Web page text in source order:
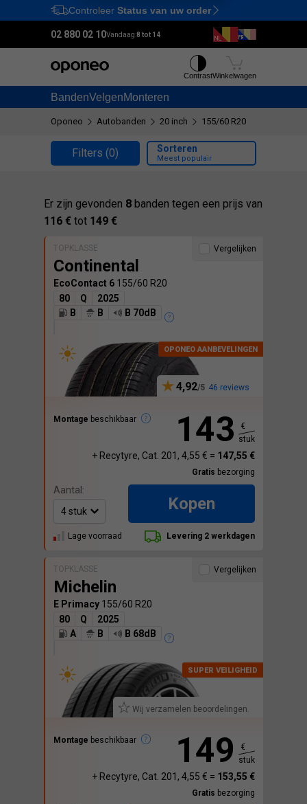
Ctrl M
Controleer Status van uw order
02 880 02 10Vandaag:8 tot 14
BandenVelgenMonteren
ContrastWinkelwagen
Oponeo Autobanden 20 inch 155/60 R20
Filters (0)
Er zijn gevonden 8 banden tegen een prijs van
116 € tot 149 €
Sorteren
Meest populair
TOPKLASSE
Continental
EcoContact 6 155/60 R20
80
Q
2025
B
B B 70dB
4,92 46 reviews
Montage beschikbaar
Vergelijken
143
€
stuk
+ Recytyre, Cat. 201, 4,55 € = 147,55 €
Gratis bezorging
Aantal:
Kopen
Lage voorraad Levering 2 werkdagen
TOPKLASSE
Michelin
E Primacy 155/60 R20
80
Q
2025
A
B B 68dB
Wij verzamelen beoordelingen.
Montage beschikbaar
Vergelijken
149
€
stuk
+ Recytyre, Cat. 201, 4,55 € = 153,55 €
Gratis bezorging